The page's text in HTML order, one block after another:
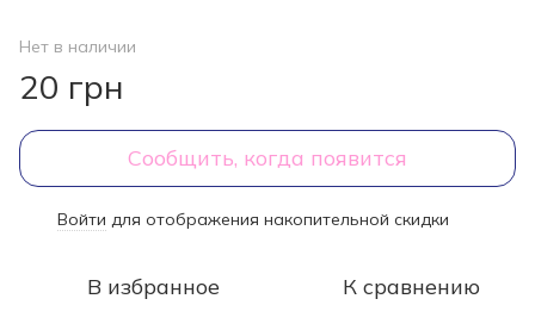
Нет в наличии
20 грн
Сообщить, когда появится
Войти для отображения накопительной скидки
В избранное К сравнению